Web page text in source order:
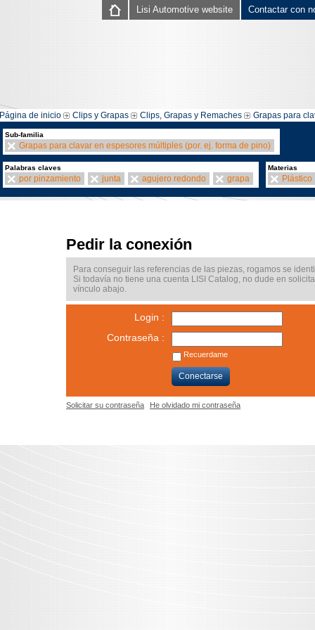
Contactar con
Lisi Automotive website
Página de inicio Clips y Grapas Clips, Grapas y Remaches Grapas para
Sub-familia
Grapas para clavar en espesores múltiples (por. ej. forma de pino)
Palabras claves
por pinzamiento junta agujero redondo grapa
Materias
Plástico
Pedir la conexión
Para conseguir las referencias de las piezas, rogamos se
Si todavía no tiene una cuenta LISI Catalog, no dude en
vínculo abajo.
Login :
Contraseña :
Recuerdame
Conectarse
Solicitar su contraseña He olvidado mi contraseña